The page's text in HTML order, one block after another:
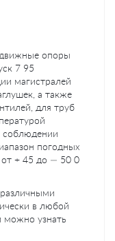
опоры
7 95
магистралей
а также
для труб
соблюдении
погодных
от + 45 до — 50 0
в любой
можно узнать